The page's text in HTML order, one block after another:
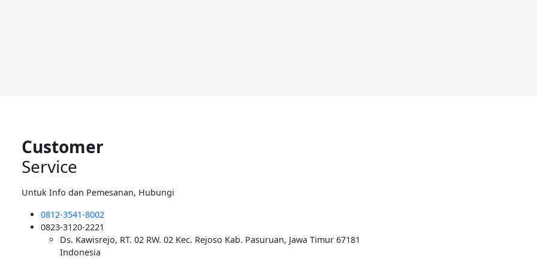
Customer
Service
Untuk Info dan Pemesanan, Hubungi
0812-3541-8002
0823-3120-2221
Ds. Kawisrejo, RT. 02 RW. 02 Kec. Rejoso Kab. Pasuruan, Jawa Timur 67181
Indonesia